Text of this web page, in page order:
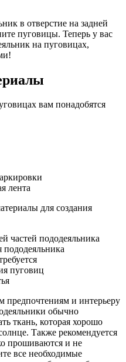
в отверстие на задней
пуговицы. Теперь у вас
на пуговицах,
вам понадобятся
лента
для создания
частей пододеяльника
пуговиц
предпочтениям и интерьеру
обычно
ткань, которая хорошо
Также рекомендуется
прошиваются и не
все необходимые